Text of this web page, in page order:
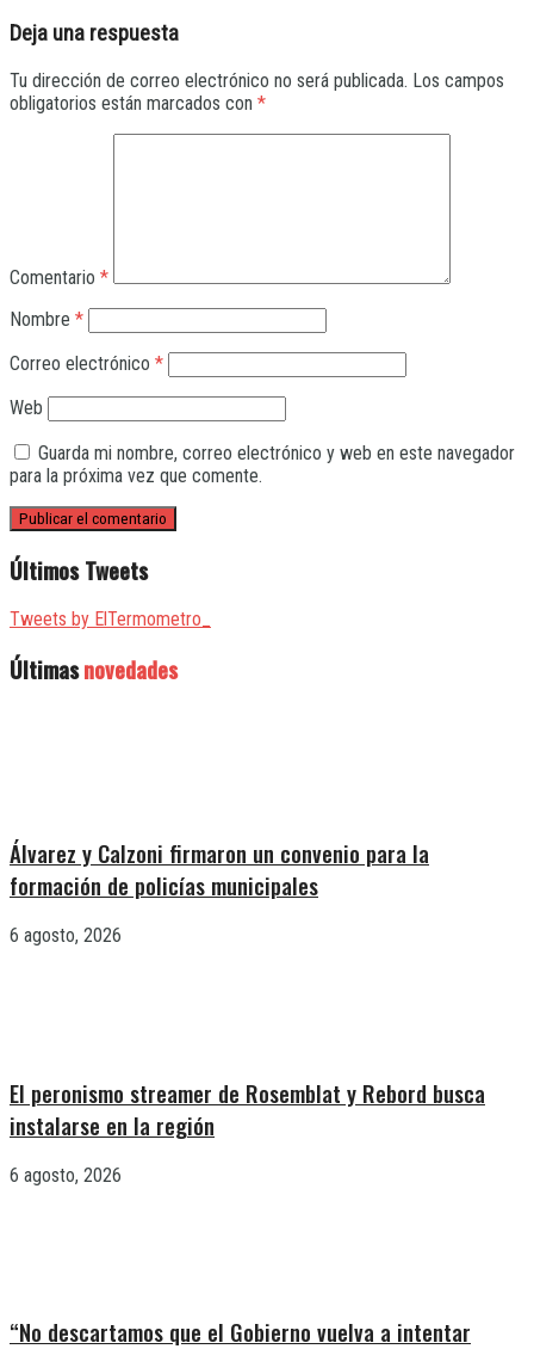
Deja una respuesta
Tu dirección de correo electrónico no será publicada. Los campos
obligatorios están marcados con *
Comentario *
Nombre *
Correo electrónico *
Web
Guarda mi nombre, correo electrónico y web en este navegador
para la próxima vez que comente.
Últimos Tweets
Tweets by ElTermometro_
Últimasnovedades
Álvarez y Calzoni firmaron un convenio para la
formación de policías municipales
6 agosto, 2026
El peronismo streamer de Rosemblat y Rebord busca
instalarse en la región
6 agosto, 2026
“No descartamos que el Gobierno vuelva a intentar